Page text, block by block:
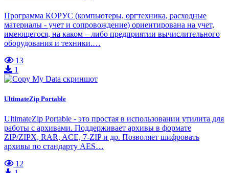
Программа КОРУС (компьютеры, оргтехника, расходные
материалы - учет и сопровождение) ориентирована на учет,
имеющегося, на каком – либо предприятии вычислительного
оборудования и техники.…
13
1
UltimateZip Portable
UltimateZip Portable - это простая в использовании утилита для
работы с архивами. Поддерживает архивы в формате
ZIP/ZIPX, RAR, ACE, 7-ZIP и др. Позволяет шифровать
архивы по стандарту AES…
12